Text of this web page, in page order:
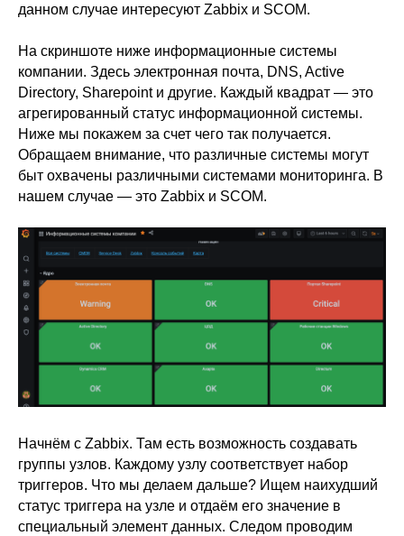
данном случае интересуют Zabbix и SCOM.
На скриншоте ниже информационные системы
компании. Здесь электронная почта, DNS, Active
Directory, Sharepoint и другие. Каждый квадрат — это
агрегированный статус информационной системы.
Ниже мы покажем за счет чего так получается.
Обращаем внимание, что различные системы могут
быт охвачены различными системами мониторинга. В
нашем случае — это Zabbix и SCOM.
Начнём c Zabbix. Там есть возможность создавать
группы узлов. Каждому узлу соответствует набор
триггеров. Что мы делаем дальше? Ищем наихудший
статус триггера на узле и отдаём его значение в
специальный элемент данных. Следом проводим